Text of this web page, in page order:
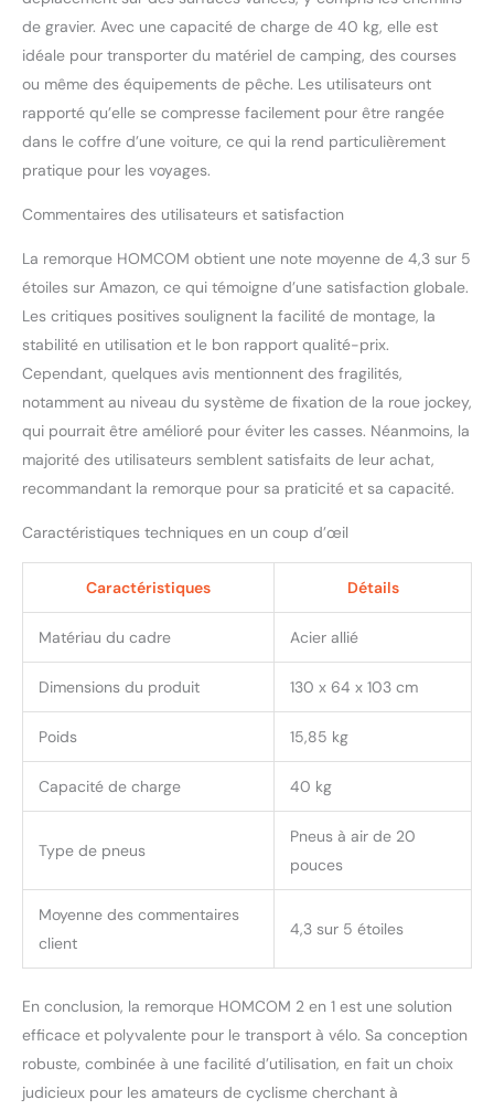
de gravier. Avec une capacité de charge de 40 kg, elle est
idéale pour transporter du matériel de camping, des courses
ou même des équipements de pêche. Les utilisateurs ont
rapporté qu’elle se compresse facilement pour être rangée
dans le coffre d’une voiture, ce qui la rend particulièrement
pratique pour les voyages.
Commentaires des utilisateurs et satisfaction
La remorque HOMCOM obtient une note moyenne de 4,3 sur 5
étoiles sur Amazon, ce qui témoigne d’une satisfaction globale.
Les critiques positives soulignent la facilité de montage, la
stabilité en utilisation et le bon rapport qualité-prix.
Cependant, quelques avis mentionnent des fragilités,
notamment au niveau du système de fixation de la roue jockey,
qui pourrait être amélioré pour éviter les casses. Néanmoins, la
majorité des utilisateurs semblent satisfaits de leur achat,
recommandant la remorque pour sa praticité et sa capacité.
Caractéristiques techniques en un coup d’œil
Caractéristiques Détails
Matériau du cadre Acier allié
Dimensions du produit 130 x 64 x 103 cm
Poids 15,85 kg
Capacité de charge 40 kg
Type de pneus
Pneus à air de 20
pouces
Moyenne des commentaires
client
4,3 sur 5 étoiles
En conclusion, la remorque HOMCOM 2 en 1 est une solution
efficace et polyvalente pour le transport à vélo. Sa conception
robuste, combinée à une facilité d’utilisation, en fait un choix
judicieux pour les amateurs de cyclisme cherchant à